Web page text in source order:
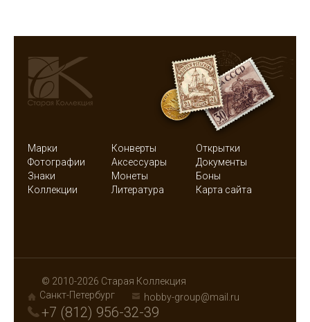
Марки Конверты
Открытки
Фотографии
Аксессуары
Документы
Знаки
Монеты
Боны
Коллекции
Литература Карта сайта
© 2010-2026 Старая Коллекция
Санкт-Петербург
hobby-group@mail.ru
+7 (812) 956-32-39